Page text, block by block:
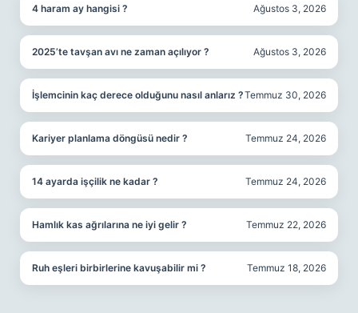
4 haram ay hangisi ? Ağustos 3, 2026
2025’te tavşan avı ne zaman açılıyor ? Ağustos 3, 2026
İşlemcinin kaç derece olduğunu nasıl anlarız ?Temmuz 30, 2026
Kariyer planlama döngüsü nedir ? Temmuz 24, 2026
14 ayarda işçilik ne kadar ? Temmuz 24, 2026
Hamlık kas ağrılarına ne iyi gelir ? Temmuz 22, 2026
Ruh eşleri birbirlerine kavuşabilir mi ? Temmuz 18, 2026